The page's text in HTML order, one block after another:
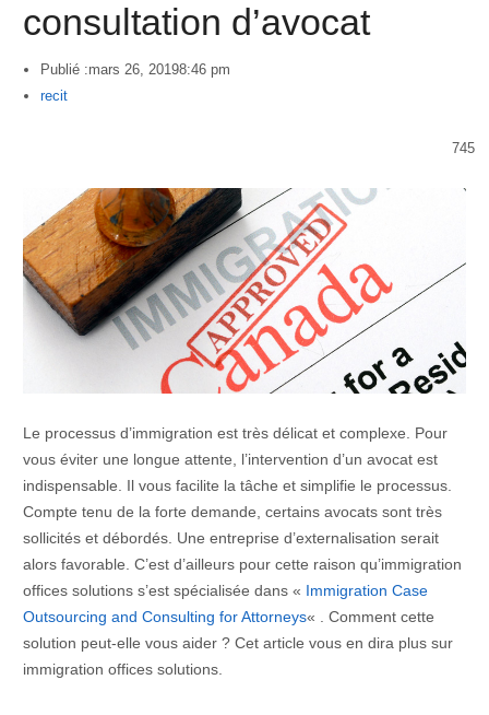
consultation d’avocat
Publié :mars 26, 20198:46 pm
Author
recit
745
Le processus d’immigration est très délicat et complexe. Pour
vous éviter une longue attente, l’intervention d’un avocat est
indispensable. Il vous facilite la tâche et simplifie le processus.
Compte tenu de la forte demande, certains avocats sont très
sollicités et débordés. Une entreprise d’externalisation serait
alors favorable. C’est d’ailleurs pour cette raison qu’immigration
offices solutions s’est spécialisée dans « Immigration Case
Outsourcing and Consulting for Attorneys« . Comment cette
solution peut-elle vous aider ? Cet article vous en dira plus sur
immigration offices solutions.